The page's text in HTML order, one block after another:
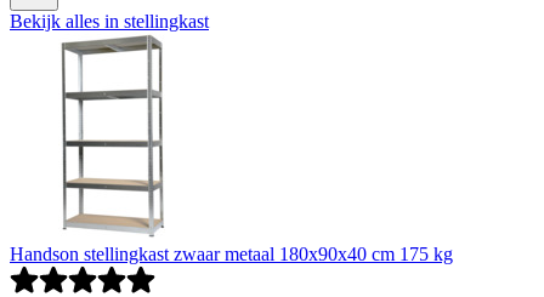
Bekijk alles in stellingkast
Handson stellingkast zwaar metaal 180x90x40 cm 175 kg